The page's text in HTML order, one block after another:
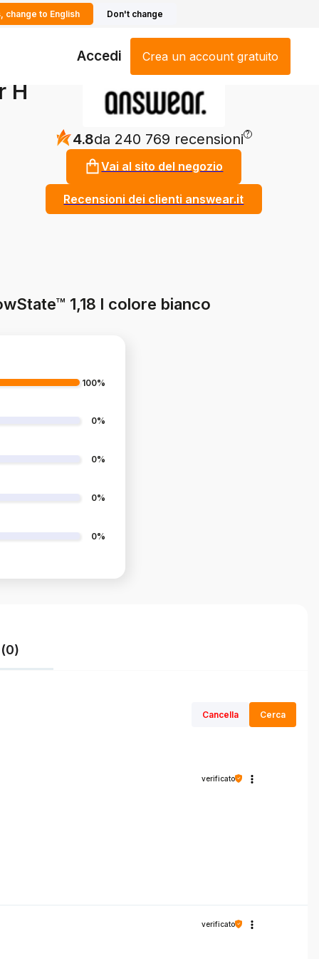
change to English Don't change
Accedi Crea un account gratuito
H
4.8da 240 769 recensioni ?
Vai al sito del negozio
Recensioni dei clienti answear.it
1,18 l colore bianco
100%
0%
0%
0%
0%
Cancella Cerca
verificato
verificato